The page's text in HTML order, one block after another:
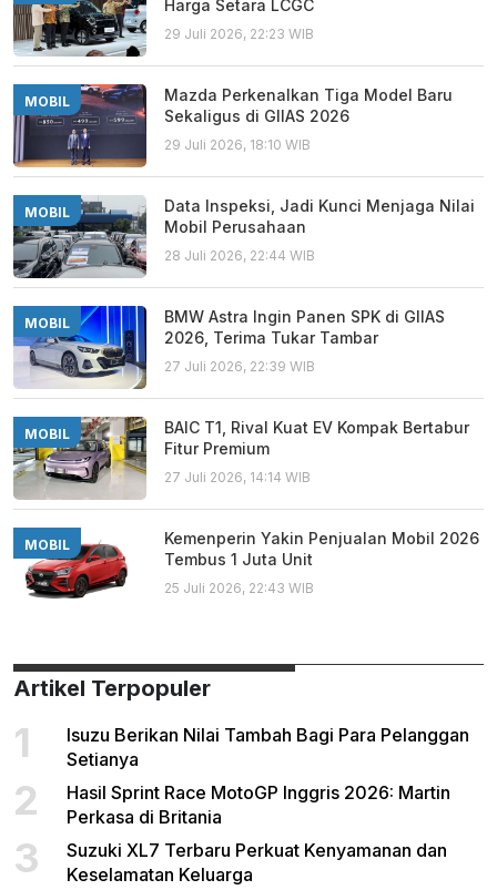
Harga Setara LCGC
29 Juli 2026, 22:23 WIB
MOBIL
Mazda Perkenalkan Tiga Model Baru
Sekaligus di GIIAS 2026
29 Juli 2026, 18:10 WIB
MOBIL
Data Inspeksi, Jadi Kunci Menjaga Nilai
Mobil Perusahaan
28 Juli 2026, 22:44 WIB
MOBIL
BMW Astra Ingin Panen SPK di GIIAS
2026, Terima Tukar Tambar
27 Juli 2026, 22:39 WIB
MOBIL
BAIC T1, Rival Kuat EV Kompak Bertabur
Fitur Premium
27 Juli 2026, 14:14 WIB
MOBIL
Kemenperin Yakin Penjualan Mobil 2026
Tembus 1 Juta Unit
25 Juli 2026, 22:43 WIB
Artikel Terpopuler
1
Isuzu Berikan Nilai Tambah Bagi Para Pelanggan
Setianya
2
Hasil Sprint Race MotoGP Inggris 2026: Martin
Perkasa di Britania
3
Suzuki XL7 Terbaru Perkuat Kenyamanan dan
Keselamatan Keluarga